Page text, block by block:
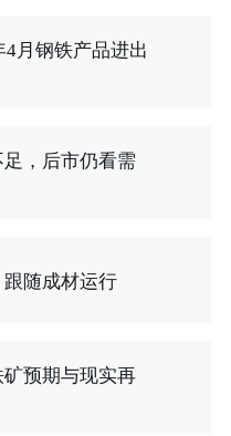
4月钢铁产品进出
，后市仍看需
随成材运行
预期与现实再